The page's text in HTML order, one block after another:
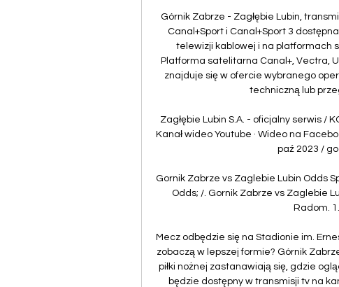
Górnik Zabrze - Zagłębie Lubin,
Canal+Sport i Canal+Sport 3
telewizji kablowej i na platformach
Platforma satelitarna Canal+, Vectra,
znajduje się w ofercie wybranego
techniczną lub
Zagłębie Lubin S.A. - oficjalny serwis /
Kanał wideo Youtube · Wideo na
paź 2023 /
Gornik Zabrze vs Zaglebie Lubin Odds
Odds; /. Gornik Zabrze vs Zaglebie
Radom.
Mecz odbędzie się na Stadionie im.
zobaczą w lepszej formie? Górnik
piłki nożnej zastanawiają się, gdzie
będzie dostępny w transmisji tv na